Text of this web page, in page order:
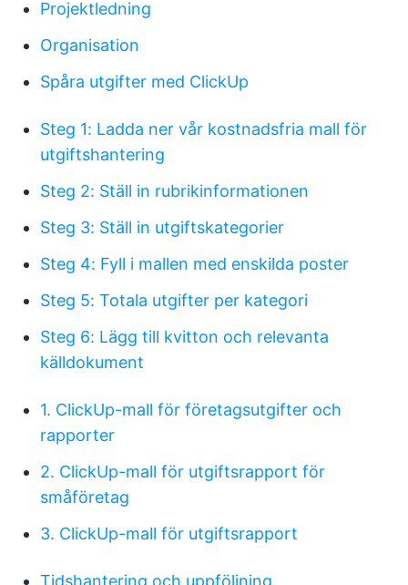
Projektledning
Organisation
Spåra utgifter med ClickUp
Steg 1: Ladda ner vår kostnadsfria mall för
utgiftshantering
Steg 2: Ställ in rubrikinformationen
Steg 3: Ställ in utgiftskategorier
Steg 4: Fyll i mallen med enskilda poster
Steg 5: Totala utgifter per kategori
Steg 6: Lägg till kvitton och relevanta
källdokument
1. ClickUp-mall för företagsutgifter och
rapporter
2. ClickUp-mall för utgiftsrapport för
småföretag
3. ClickUp-mall för utgiftsrapport
Tidshantering och uppföljning